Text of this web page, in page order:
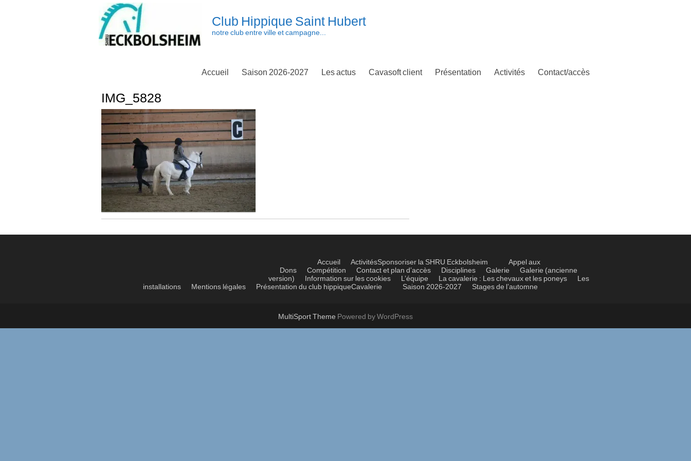
Club Hippique Saint Hubert
notre club entre ville et campagne...
Accueil Saison 2026-2027 Les actus Cavasoft client Présentation Activités Contact/accès
IMG_5828
Accueil ActivitésSponsoriser la SHRU Eckbolsheim
Appel aux
Dons
Compétition Contact et plan d’accès Disciplines Galerie
Galerie (ancienne
version)
Information sur les cookies L’équipe La cavalerie : Les chevaux et les poneys
Les
installations
Mentions légales Présentation du club hippiqueCavalerie Saison 2026-2027 Stages de l’automne
MultiSport Theme Powered by WordPress